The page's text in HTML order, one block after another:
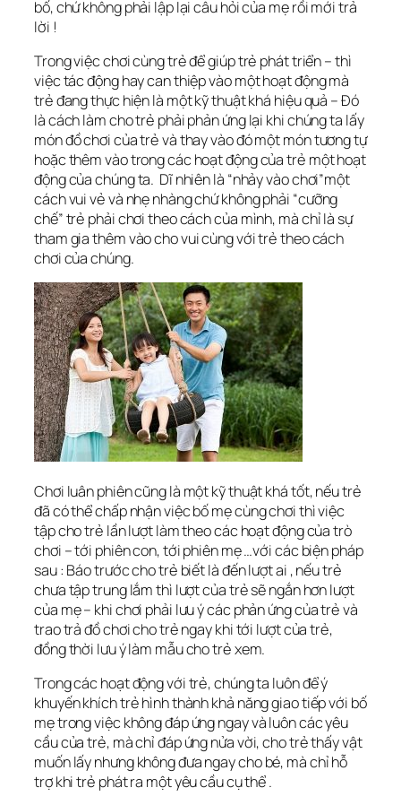
bố, chứ không phải lập lại câu hỏi của mẹ rồi mới trả
lời !
Trong việc chơi cùng trẻ để giúp trẻ phát triển – thì
việc tác động hay can thiệp vào một hoạt động mà
trẻ đang thực hiện là một kỹ thuật khá hiệu quả – Đó
là cách làm cho trẻ phải phản ứng lại khi chúng ta lấy
món đồ chơi của trẻ và thay vào đó một món tương tự
hoặc thêm vào trong các hoạt động của trẻ một hoạt
động của chúng ta. Dĩ nhiên là “nhảy vào chơi”một
cách vui vẻ và nhẹ nhàng chứ không phải “cưỡng
chế” trẻ phải chơi theo cách của mình, mà chỉ là sự
tham gia thêm vào cho vui cùng với trẻ theo cách
chơi của chúng.
Chơi luân phiên cũng là một kỹ thuật khá tốt, nếu trẻ
đã có thể chấp nhận việc bố mẹ cùng chơi thì việc
tập cho trẻ lần lượt làm theo các hoạt động của trò
chơi – tới phiên con, tới phiên mẹ …với các biện pháp
sau : Báo trước cho trẻ biết là đến lượt ai , nếu trẻ
chưa tập trung lắm thì lượt của trẻ sẽ ngắn hơn lượt
của mẹ – khi chơi phải lưu ý các phản ứng của trẻ và
trao trả đồ chơi cho trẻ ngay khi tới lượt của trẻ,
đồng thời lưu ý làm mẫu cho trẻ xem.
Trong các hoạt động với trẻ, chúng ta luôn để ý
khuyến khích trẻ hình thành khả năng giao tiếp với bố
mẹ trong việc không đáp ứng ngay và luôn các yêu
cầu của trẻ, mà chỉ đáp ứng nửa vời, cho trẻ thấy vật
muốn lấy nhưng không đưa ngay cho bé, mà chỉ hỗ
trợ khi trẻ phát ra một yêu cầu cụ thể .